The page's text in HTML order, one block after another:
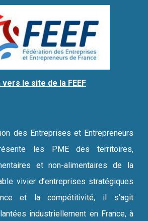
vers le site de la FEEF
des Entreprises et Entrepreneurs
les PME des territoires,
et non-alimentaires de la
vivier d’entreprises stratégiques
et la compétitivité, il s’agit
industriellement en France, à